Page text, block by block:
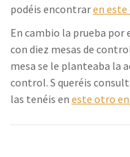
podéis encontraren este
En cambio la prueba por
con diez mesas de
mesa se le planteaba la
control. S queréis
las tenéis en este otro